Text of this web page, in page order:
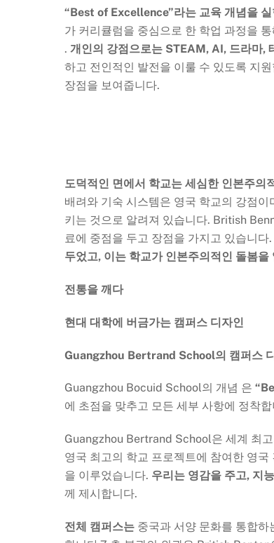
“Best of Excellence”라는 교육 개념을 실
가 커리큘럼을 중심으로 한 학업 과정을
. 개인의 강점으로는 STEAM, AI, 드라마,
하고 전인적인 발전을 이룰 수 있도록 지
장점을 보여줍니다.
도덕적인 면에서 학교는 세심한 인본주의
배려와 기숙 시스템은 영국 학교의 강점
키는 것으로 알려져 있습니다. British
료에 중점을 두고 장점을 가지고 있습니다.
두었고, 이는 학교가 인본주의적인 돌봄
전통을 깨다
현대 대학에 버금가는 캠퍼스 디자인
Guangzhou Bertrand School의 캠퍼스
Guangzhou Bocuid School의 개념 은
에 초점을 맞추고 모든 세부 사항에 정착합
Guangzhou Bertrand School은 세계 최
영국 최고의 학교 프로젝트에 참여한 영
을 이루었습니다. 우리는 영감을 주고, 지
께 제시합니다.
전체 캠퍼스는 중국과 서양 문화를 통합